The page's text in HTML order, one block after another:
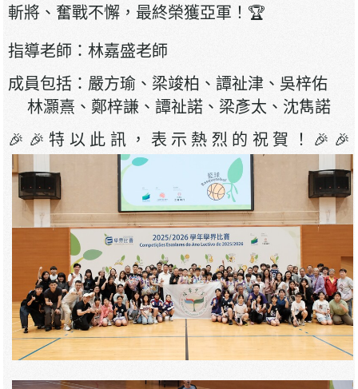
斬將、奮戰不懈，最終榮獲亞軍！🏆
指導老師：林嘉盛老師
成員包括：嚴方瑜、梁竣柏、譚祉津、吳梓佑
林灝熹、鄭梓謙、譚祉諾、梁彥太、沈雋諾
🎉🎉特以此訊，表示熱烈的祝賀！🎉🎉